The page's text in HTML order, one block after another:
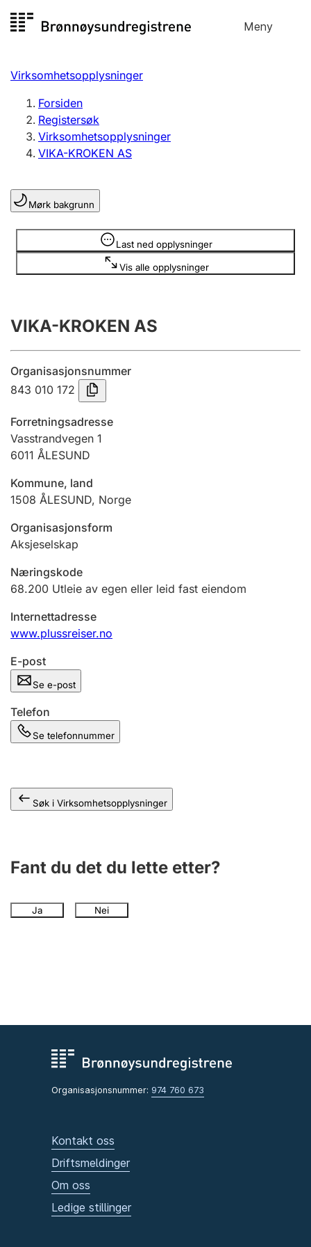
til
Meny
Registersøk
Aksjeselskap
Enkeltpersonforetak
Registrere, endre, slette
Lag og forening
Registrere, endre, slette
Årsregnskap
Innsending og forsinkelsesgebyr
Tinglysing
Jeger
Ektepaktveileder
Offentlig sektor
Andre tema
Virksomhetsopplysninger
Forsiden
Registersøk
Virksomhetsopplysninger
VIKA-KROKEN AS
Mørk bakgrunn
Last ned opplysninger
Vis alle opplysninger
Opplysninger er skjult
VIKA-KROKEN AS
Organisasjonsnummer
843 010 172
Forretningsadresse
Vasstrandvegen 1
6011 ÅLESUND
Kommune, land
1508 ÅLESUND, Norge
Organisasjonsform
Aksjeselskap
Næringskode
68.200 Utleie av egen eller leid fast eiendom
Internettadresse
www.plussreiser.no
E-post
Se e-post
Telefon
Se telefonnummer
Søk i Virksomhetsopplysninger
Fant du det du lette etter?
Ja Nei
Organisasjonsnummer: 974 760 673
Kontakt oss
Driftsmeldinger
Om oss
Ledige stillinger